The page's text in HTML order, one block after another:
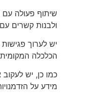
שיתוף פעולה עם
ולבנות קשרים
יש לערוך
הכלכלה
כמו כן, יש
מידע על